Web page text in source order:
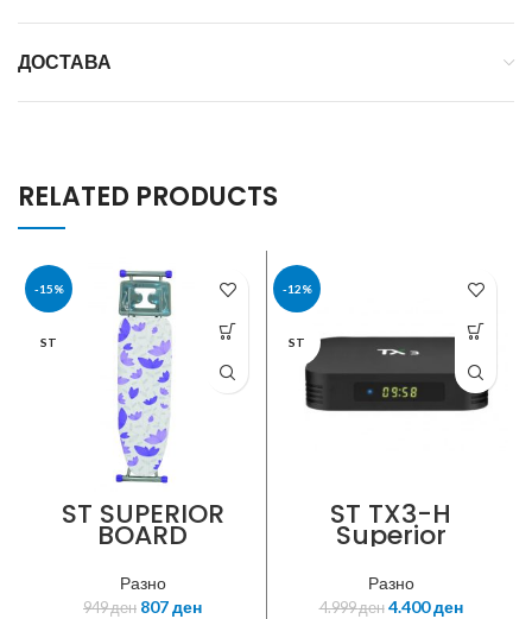
ДОСТАВА
RELATED PRODUCTS
-15%
ST
ST SUPERIOR
BOARD
CLASSICO Даска
за пеглање
Разно
949ден 807ден
-12%
ST
ST TX3-H
Superior
technology 4K
Android Box
Разно
4.999ден 4.400ден